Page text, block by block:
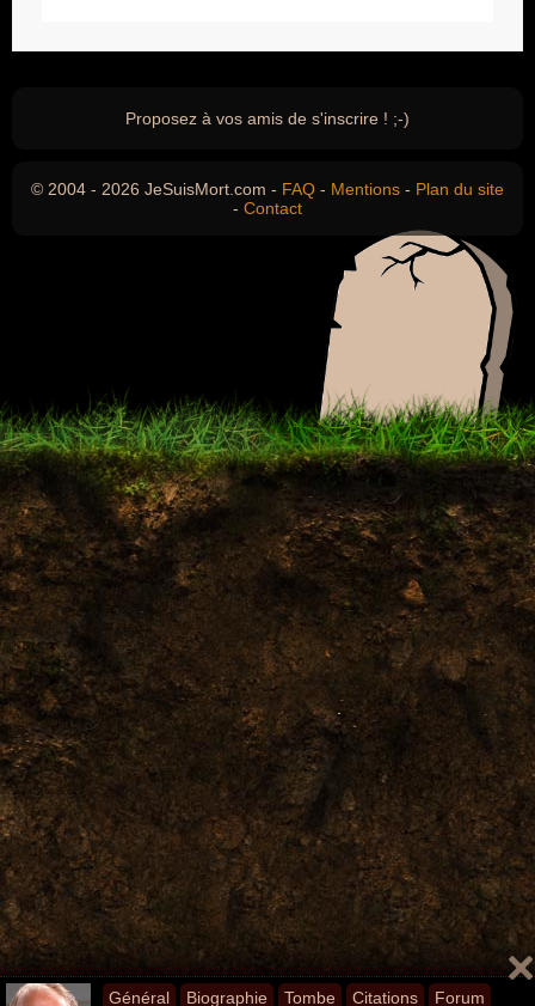
Général Biographie Tombe Citations Forum
Proposez à vos amis de s'inscrire ! ;-)
© 2004 - 2026 JeSuisMort.com - FAQ - Mentions - Plan du site
- Contact